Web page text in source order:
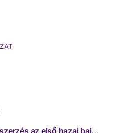
Nem sikerült a pontszerzés az első hazai bajnokin